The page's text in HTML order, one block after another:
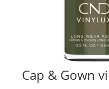
Cap & Gown